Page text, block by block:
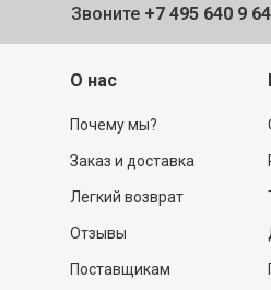
Звоните +7 495 640 9
О нас
Почему мы?
Заказ и доставка
Легкий возврат
Отзывы
Поставщикам